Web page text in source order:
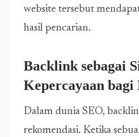
website tersebut
hasil pencarian.
Backlink sebagai
Kepercayaan bagi
Dalam dunia SEO,
rekomendasi. Ketika